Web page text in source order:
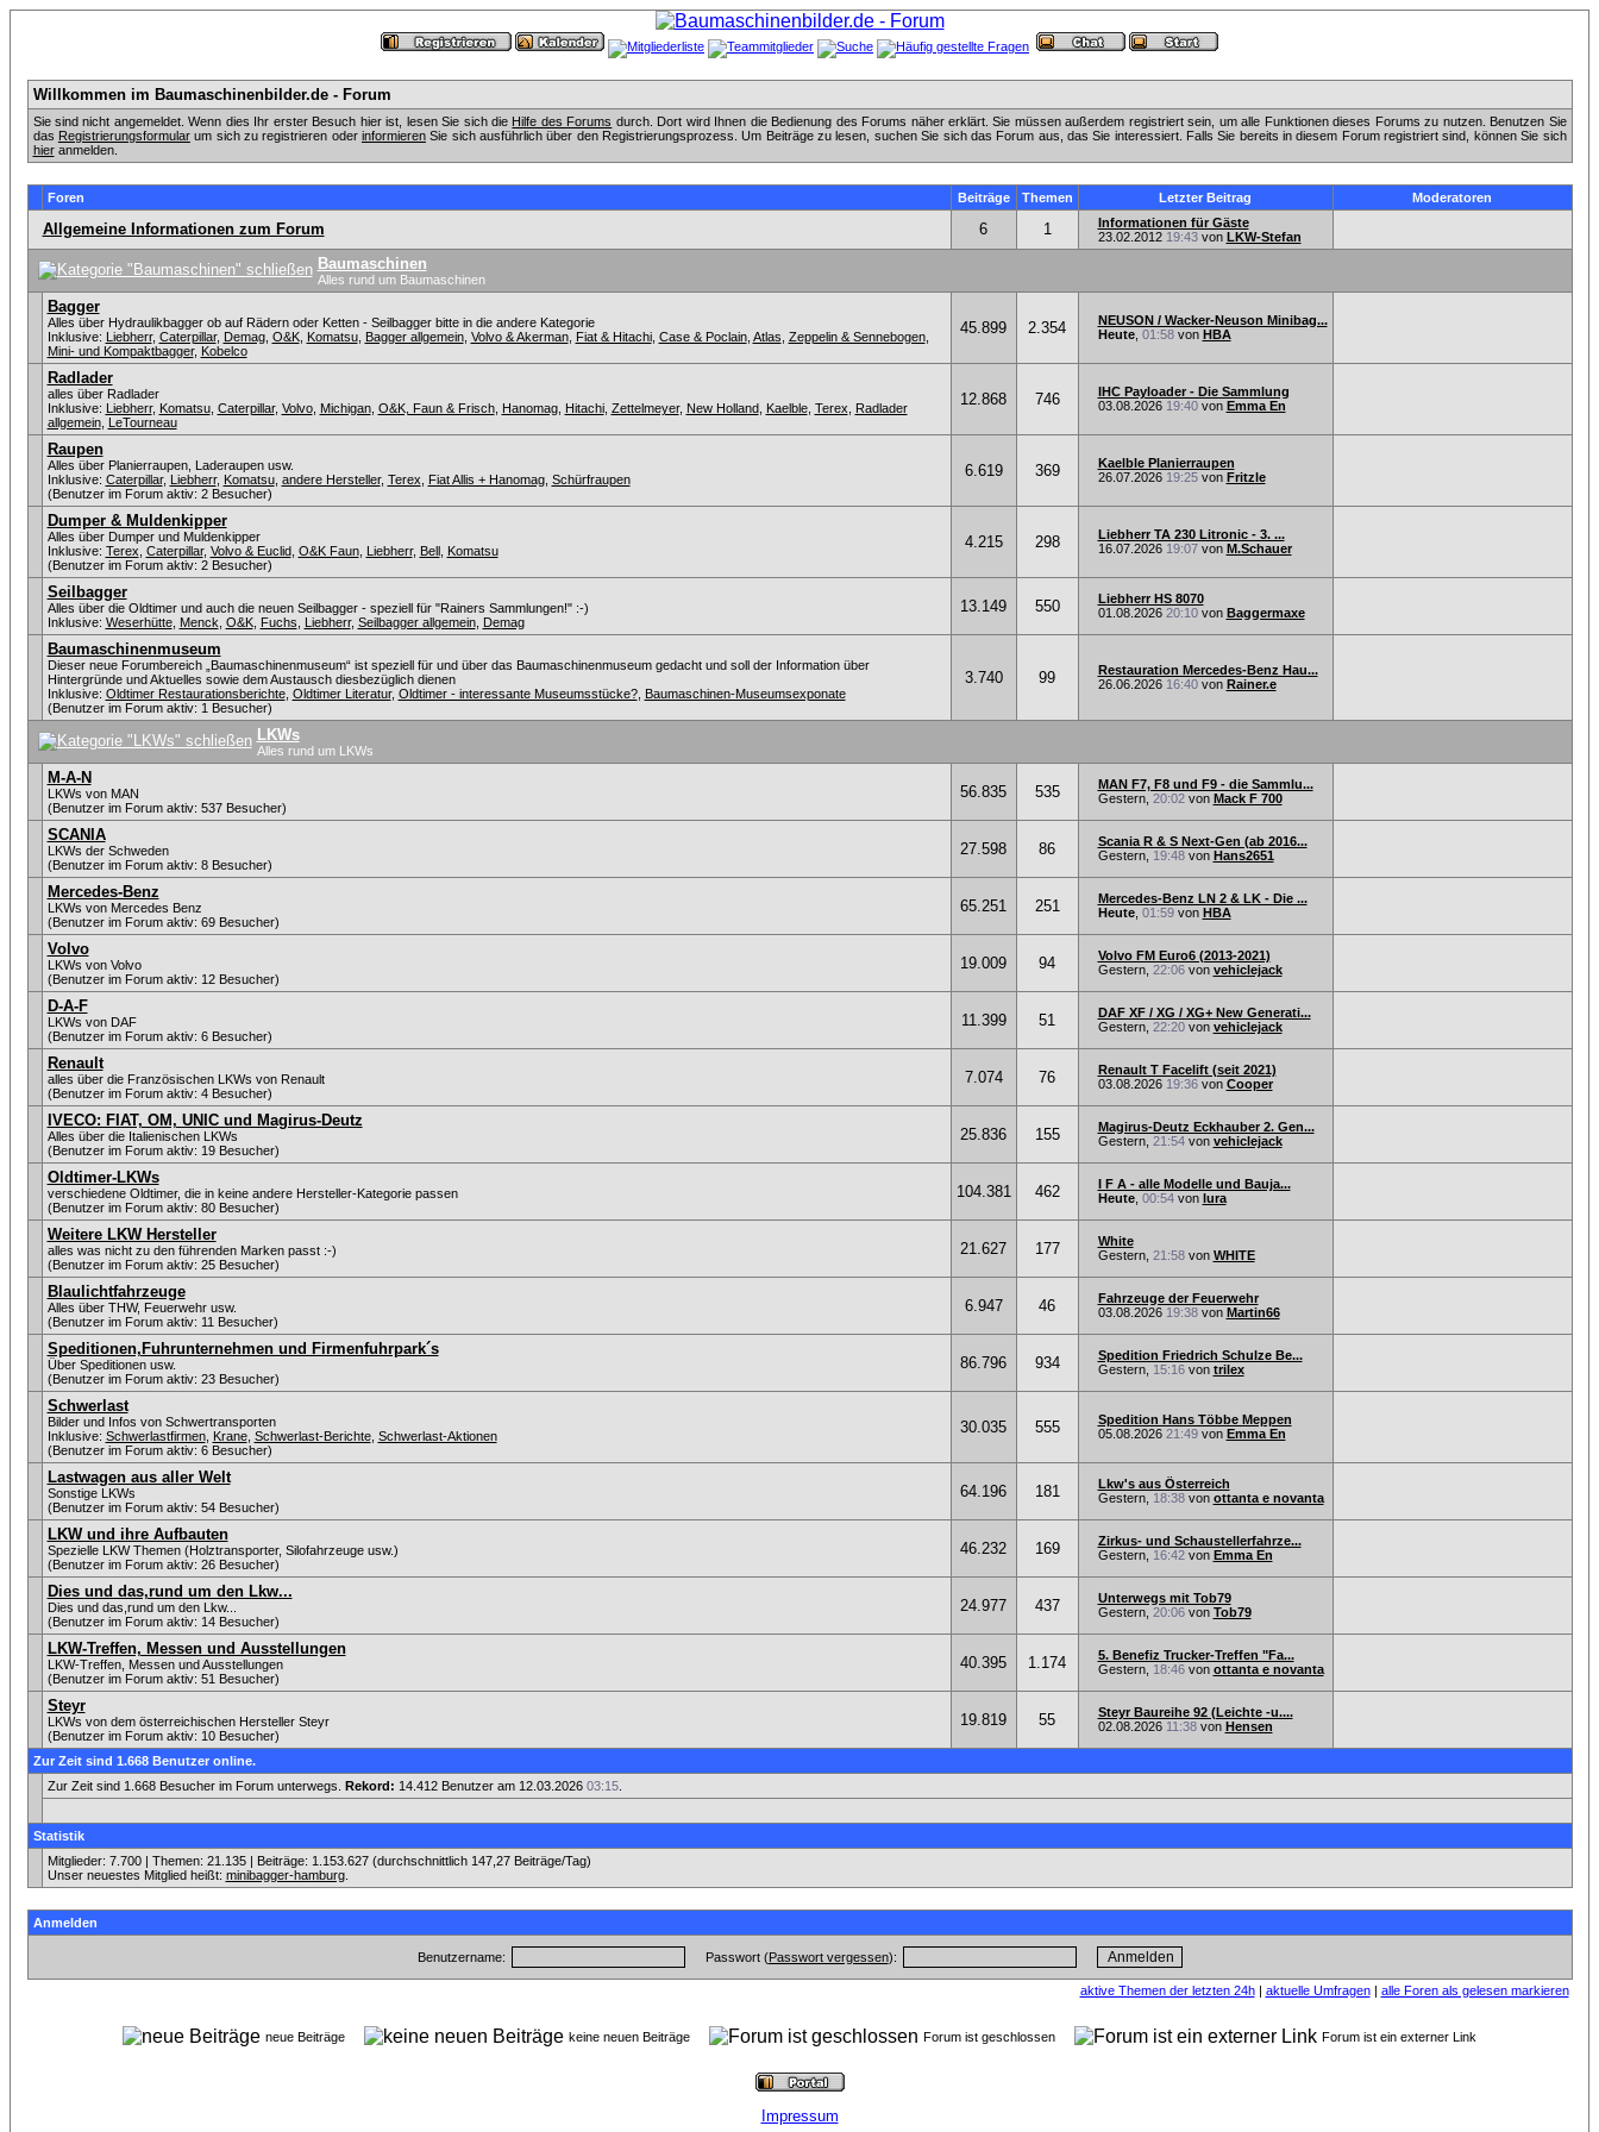
Willkommen im Baumaschinenbilder.de - Forum
Sie sind nicht angemeldet. Wenn dies Ihr erster Besuch hier ist, lesen Sie sich die Hilfe des Forums durch. Dort wird Ihnen die Bedienung des Forums näher erklärt. Sie müssen außerdem registriert sein, um alle Funktionen dieses Forums zu nutzen. Benutzen Sie
das Registrierungsformularum sich zu registrieren oder informierenSie sich ausführlich über den Registrierungsprozess. Um Beiträge zu lesen, suchen Sie sich das Forum aus, das Sie interessiert. Falls Sie bereits in diesem Forum registriert sind, können Sie sich
hieranmelden.
Foren Beiträge Themen Letzter Beitrag Moderatoren
Allgemeine Informationen zum Forum 6 1
Informationen für Gäste
23.02.2012 19:43von LKW-Stefan
Baumaschinen
Alles rund um Baumaschinen
Bagger
Alles über Hydraulikbagger ob auf Rädern oder Ketten - Seilbagger bitte in die andere Kategorie
Inklusive: Liebherr, Caterpillar, Demag, O&K, Komatsu, Bagger allgemein, Volvo & Akerman, Fiat & Hitachi, Case & Poclain, Atlas Zeppelin & Sennebogen,
Mini- und Kompaktbagger, Kobelco
45.899 2.354
NEUSON / Wacker-Neuson Minibag...
Heute, 01:58von HBA
Radlader
alles über Radlader
Inklusive: Liebherr, Komatsu, Caterpillar, Volvo, Michigan, O&K, Faun & Frisch, Hanomag, Hitachi, Zettelmeyer, New Holland, Kaelble, Terex
Radlader
allgemein, LeTourneau
12.868 746
IHC Payloader - Die Sammlung
03.08.2026 19:40von Emma En
Raupen
Alles über Planierraupen, Laderaupen usw.
Inklusive: Caterpillar, Liebherr, Komatsu, andere Hersteller, Terex Fiat Allis + Hanomag, Schürfraupen
(Benutzer im Forum aktiv: 2 Besucher)
6.619 369
Kaelble Planierraupen
26.07.2026 19:25von Fritzle
Dumper & Muldenkipper
Alles über Dumper und Muldenkipper
Inklusive: Terex Caterpillar, Volvo & Euclid, O&K Faun, Liebherr, Bell, Komatsu
(Benutzer im Forum aktiv: 2 Besucher)
4.215 298
Liebherr TA 230 Litronic - 3. ...
16.07.2026 19:07von M.Schauer
Seilbagger
Alles über die Oldtimer und auch die neuen Seilbagger - speziell für "Rainers Sammlungen!" :-)
Inklusive: Weserhütte, Menck O&K, Fuchs Liebherr, Seilbagger allgemein, Demag
13.149 550
Liebherr HS 8070
01.08.2026 20:10von Baggermaxe
Baumaschinenmuseum
Dieser neue Forumbereich „Baumaschinenmuseum“ ist speziell für und über das Baumaschinenmuseum gedacht und soll der Information über
Hintergründe und Aktuelles sowie dem Austausch diesbezüglich dienen
Inklusive: Oldtimer Restaurationsberichte, Oldtimer Literatur, Oldtimer - interessante Museumsstücke?, Baumaschinen-Museumsexponate
(Benutzer im Forum aktiv: 1 Besucher)
3.740 99
Restauration Mercedes-Benz Hau...
26.06.2026 16:40von Rainer.e
LKWs
Alles rund um LKWs
M-A-N
LKWs von MAN
(Benutzer im Forum aktiv: 537 Besucher)
56.835 535
MAN F7, F8 und F9 - die Sammlu...
Gestern, 20:02von Mack F 700
SCANIA
LKWs der Schweden
(Benutzer im Forum aktiv: 8 Besucher)
27.598 86
Scania R & S Next-Gen (ab 2016...
Gestern, 19:48von Hans2651
Mercedes-Benz
LKWs von Mercedes Benz
(Benutzer im Forum aktiv: 69 Besucher)
65.251 251
Mercedes-Benz LN 2 & LK - Die ...
Heute, 01:59von HBA
Volvo
LKWs von Volvo
(Benutzer im Forum aktiv: 12 Besucher)
19.009 94
Volvo FM Euro6 (2013-2021)
Gestern, 22:06von vehiclejack
D-A-F
LKWs von DAF
(Benutzer im Forum aktiv: 6 Besucher)
11.399 51
DAF XF / XG / XG+ New Generati...
Gestern, 22:20von vehiclejack
Renault
alles über die Französischen LKWs von Renault
(Benutzer im Forum aktiv: 4 Besucher)
7.074 76
Renault T Facelift (seit 2021)
03.08.2026 19:36von Cooper
IVECO: FIAT, OM, UNIC und Magirus-Deutz
Alles über die Italienischen LKWs
(Benutzer im Forum aktiv: 19 Besucher)
25.836 155
Magirus-Deutz Eckhauber 2. Gen...
Gestern, 21:54von vehiclejack
Oldtimer-LKWs
verschiedene Oldtimer, die in keine andere Hersteller-Kategorie passen
(Benutzer im Forum aktiv: 80 Besucher)
104.381 462
I F A - alle Modelle und Bauja...
Heute, 00:54von lura
Weitere LKW Hersteller
alles was nicht zu den führenden Marken passt :-)
(Benutzer im Forum aktiv: 25 Besucher)
21.627 177
White
Gestern, 21:58von WHITE
Blaulichtfahrzeuge
Alles über THW, Feuerwehr usw.
(Benutzer im Forum aktiv: 11 Besucher)
6.947 46
Fahrzeuge der Feuerwehr
03.08.2026 19:38von Martin66
Speditionen,Fuhrunternehmen und Firmenfuhrpark´s
Über Speditionen usw.
(Benutzer im Forum aktiv: 23 Besucher)
86.796 934
Spedition Friedrich Schulze Be...
Gestern, 15:16von trilex
Schwerlast
Bilder und Infos von Schwertransporten
Inklusive: Schwerlastfirmen, Krane, Schwerlast-Berichte, Schwerlast-Aktionen
(Benutzer im Forum aktiv: 6 Besucher)
30.035 555
Spedition Hans Többe Meppen
05.08.2026 21:49von Emma En
Lastwagen aus aller Welt
Sonstige LKWs
(Benutzer im Forum aktiv: 54 Besucher)
64.196 181
Lkw's aus Österreich
Gestern, 18:38von ottanta e novanta
LKW und ihre Aufbauten
Spezielle LKW Themen (Holztransporter, Silofahrzeuge usw.)
(Benutzer im Forum aktiv: 26 Besucher)
46.232 169
Zirkus- und Schaustellerfahrze...
Gestern, 16:42von Emma En
Dies und das,rund um den Lkw...
Dies und das,rund um den Lkw...
(Benutzer im Forum aktiv: 14 Besucher)
24.977 437
Unterwegs mit Tob79
Gestern, 20:06von Tob79
LKW-Treffen, Messen und Ausstellungen
LKW-Treffen, Messen und Ausstellungen
(Benutzer im Forum aktiv: 51 Besucher)
40.395 1.174
5. Benefiz Trucker-Treffen "Fa...
Gestern, 18:46von ottanta e novanta
Steyr
LKWs von dem österreichischen Hersteller Steyr
(Benutzer im Forum aktiv: 10 Besucher)
19.819 55
Steyr Baureihe 92 (Leichte -u....
02.08.2026 11:38von Hensen
Zur Zeit sind 1.668 Benutzer online.
Zur Zeit sind 1.668 Besucher im Forum unterwegs. Rekord: 14.412 Benutzer am 12.03.2026 03:15.
Statistik
Mitglieder: 7.700 | Themen: 21.135 | Beiträge: 1.153.627 (durchschnittlich 147,27 Beiträge/Tag)
Unser neuestes Mitglied heißt: minibagger-hamburg.
Anmelden
Benutzername: Passwort (Passwort vergessen):
aktive Themen der letzten 24h| aktuelle Umfragen| alle Foren als gelesen markieren
neue Beiträge keine neuen Beiträge Forum ist geschlossen Forum ist ein externer Link
Impressum